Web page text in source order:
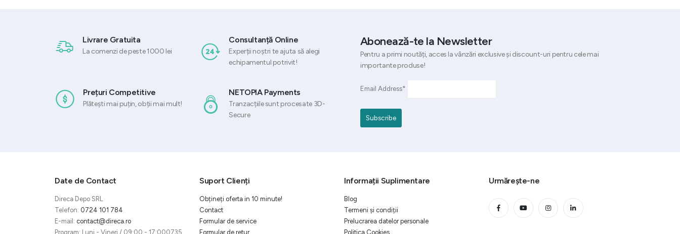
Livrare Gratuita
La comenzi de peste 1000 lei
Consultanță Online
Experții noștri te ajuta să alegi
echipamentul potrivit!
Prețuri Competitive
Plătești mai puțin, obții mai mult!
NETOPIA Payments
Tranzacțiile sunt procesate 3D-
Secure
Abonează-te la Newsletter
Pentru a primi noutăți, acces la vânzări exclusive și discount-uri pentru cele mai
importante produse!
Email Address*
Date de Contact
Direca Depo SRL
Telefon: 0724 101 784
E-mail: contact@direca.ro
Program: Luni - Vineri / 09:00 - 17:000735
Suport Clienți
Obțineți oferta in 10 minute!
Contact
Formular de service
Formular de retur
Informații Suplimentare
Blog
Termeni și condiții
Prelucrarea datelor personale
Politica Cookies
Urmărește-ne